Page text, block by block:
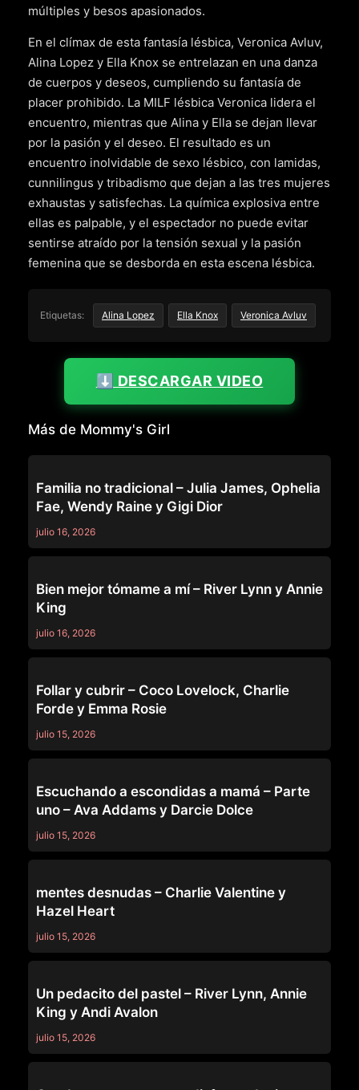
múltiples y besos apasionados.
En el clímax de esta fantasía lésbica, Veronica Avluv,
Alina Lopez y Ella Knox se entrelazan en una danza
de cuerpos y deseos, cumpliendo su fantasía de
placer prohibido. La MILF lésbica Veronica lidera el
encuentro, mientras que Alina y Ella se dejan llevar
por la pasión y el deseo. El resultado es un
encuentro inolvidable de sexo lésbico, con lamidas,
cunnilingus y tribadismo que dejan a las tres mujeres
exhaustas y satisfechas. La química explosiva entre
ellas es palpable, y el espectador no puede evitar
sentirse atraído por la tensión sexual y la pasión
femenina que se desborda en esta escena lésbica.
Etiquetas: Alina Lopez Ella Knox Veronica Avluv
⬇️ DESCARGAR VIDEO
Más de Mommy's Girl
Familia no tradicional – Julia James, Ophelia
Fae, Wendy Raine y Gigi Dior
julio 16, 2026
Bien mejor tómame a mí – River Lynn y Annie
King
julio 16, 2026
Follar y cubrir – Coco Lovelock, Charlie
Forde y Emma Rosie
julio 15, 2026
Escuchando a escondidas a mamá – Parte
uno – Ava Addams y Darcie Dolce
julio 15, 2026
mentes desnudas – Charlie Valentine y
Hazel Heart
julio 15, 2026
Un pedacito del pastel – River Lynn, Annie
King y Andi Avalon
julio 15, 2026